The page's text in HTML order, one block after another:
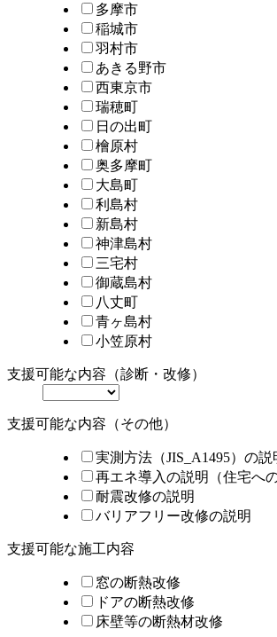
多摩市
稲城市
羽村市
あきる野市
西東京市
瑞穂町
日の出町
檜原村
奥多摩町
大島町
利島村
新島村
神津島村
三宅村
御蔵島村
八丈町
青ヶ島村
小笠原村
支援可能な内容（診断・改修）
支援可能な内容（その他）
実測方法（JIS_A1495）の説
再エネ導入の説明（住宅へ
耐震改修の説明
バリアフリー改修の説明
支援可能な施工内容
窓の断熱改修
ドアの断熱改修
床壁等の断熱材改修